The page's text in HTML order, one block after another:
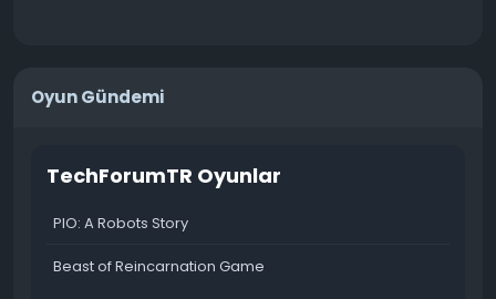
Oyun Gündemi
TechForumTR Oyunlar
PIO: A Robots Story
Beast of Reincarnation Game